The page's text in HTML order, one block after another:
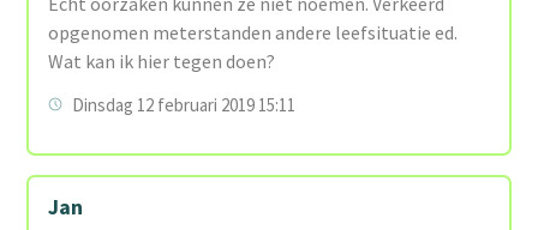
opgenomen meterstanden andere leefsituatie ed.
Wat kan ik hier tegen doen?
Dinsdag 12 februari 2019 15:11
Jan